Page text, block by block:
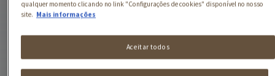
para um mix de sabores,
sensações…
qualquer momento clicando no link "Configurações de cookies" disponível no nosso
site. Mais informações
Aceitar todos